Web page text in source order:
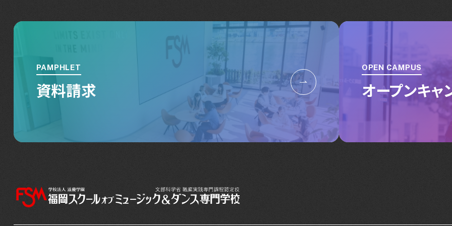
PAMPHLET
資料請求
OPEN CAMPUS
オープンキャ